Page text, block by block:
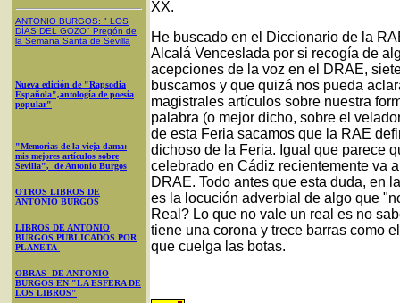
ANTONIO BURGOS: " LOS
DÍAS DEL GOZO" Pregón de
la Semana Santa de Sevilla
Nueva edición de "Rapsodia
Española",antología de poesía
popular"
"Memorias de la vieja dama:
mis mejores artículos sobre
Sevilla", de Antonio Burgos
OTROS LIBROS DE
ANTONIO BURGOS
LIBROS DE ANTONIO
BURGOS PUBLICADOS POR
PLANETA
OBRAS DE ANTONIO
BURGOS EN "LA ESFERA DE
LOS LIBROS"
XX.
He buscado en el Diccionario de la
Alcalá Venceslada por si recogía de
acepciones de la voz en el DRAE,
buscamos y que quizá nos pueda
magistrales artículos sobre nuestra
palabra (o mejor dicho, sobre el
de esta Feria sacamos que la RAE
dichoso de la Feria. Igual que parece
celebrado en Cádiz recientemente va
DRAE. Todo antes que esta duda, en
es la locución adverbial de algo que
Real? Lo que no vale un real es no
tiene una corona y trece barras como
que cuelga las botas.